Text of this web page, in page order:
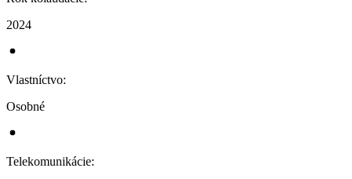
2024
Vlastníctvo:
Osobné
Telekomunikácie: